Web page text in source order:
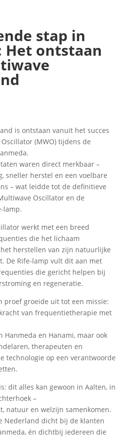
stap in
Het ontstaan
is ontstaan vanuit het succes
(MWO) tijdens de
waren direct merkbaar –
sneller herstel en een voelbare
– wat leidde tot de definitieve
Oscillator en de
lamp.
werkt met een breed
die het lichaam
herstellen van zijn natuurlijke
De Rife-lamp vult dit aan met
die gericht helpen bij
en regeneratie.
proef groeide uit tot een missie:
van frequentietherapie met
Hanmeda en Hanami, maar ook
therapeuten en
technologie op een verantwoorde
dit alles kan gewoon in Aalten, in
–
natuur en welzijn samenkomen.
Nederland dicht bij de klanten
én dichtbij iedereen die